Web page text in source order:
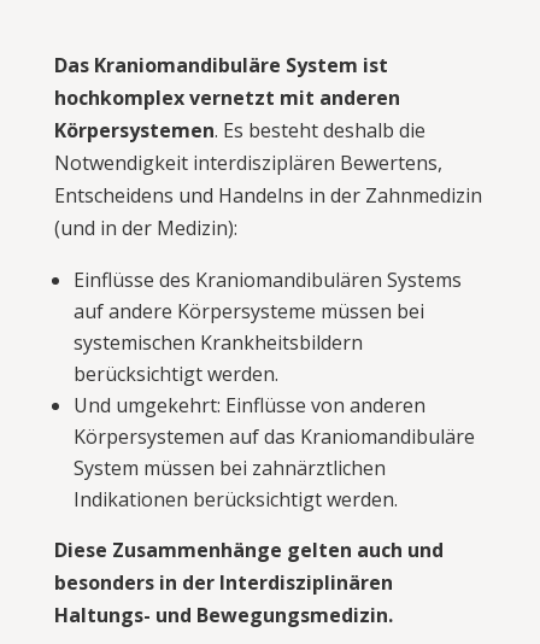
Das Kraniomandibuläre System ist
hochkomplex vernetzt mit anderen
Körpersystemen. Es besteht deshalb die
Notwendigkeit interdisziplären Bewertens,
Entscheidens und Handelns in der Zahnmedizin
(und in der Medizin):
Einflüsse des Kraniomandibulären Systems
auf andere Körpersysteme müssen bei
systemischen Krankheitsbildern
berücksichtigt werden.
Und umgekehrt: Einflüsse von anderen
Körpersystemen auf das Kraniomandibuläre
System müssen bei zahnärztlichen
Indikationen berücksichtigt werden.
Diese Zusammenhänge gelten auch und
besonders in der Interdisziplinären
Haltungs- und Bewegungsmedizin.